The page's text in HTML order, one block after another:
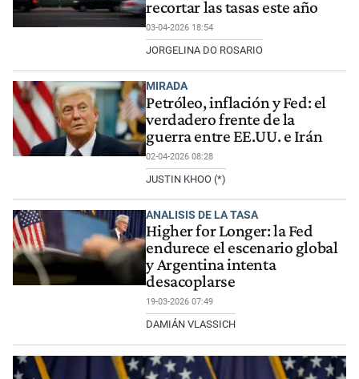
recortar las tasas este año
03-04-2026 18:54
JORGELINA DO ROSARIO
MIRADA
Petróleo, inflación y Fed: el
verdadero frente de la
guerra entre EE.UU. e Irán
02-04-2026 08:28
JUSTIN KHOO (*)
ANALISIS DE LA TASA
Higher for Longer: la Fed
endurece el escenario global
y Argentina intenta
desacoplarse
19-03-2026 07:49
DAMIÁN VLASSICH